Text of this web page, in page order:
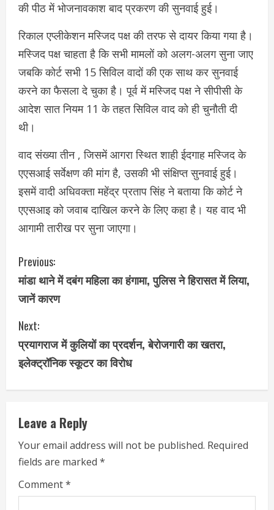
की पीठ में भोजनावकाश बाद प्रकरण की सुनवाई हुई।
रिकाल एप्लीकेशन मस्जिद पक्ष की तरफ से दायर किया गया है।
मस्जिद पक्ष चाहता है कि सभी मामलों को अलग-अलग सुना जाए
जबकि कोर्ट सभी 15 सिविल वादों की एक साथ कर सुनवाई
करने का फैसला दे चुका है। पूर्व में मस्जिद पक्ष ने सीपीसी के
आदेश सात नियम 11 के तहत सिविल वाद को ही चुनौती दी
थी।
वाद संख्या तीन , जिसमें आगरा स्थित शाही ईदगाह मस्जिद के
एएसआई सर्वेक्षण की मांग है, उसकी भी संक्षिप्त सुनवाई हुई।
इसमें वादी अधिवक्ता महेंद्र प्रताप सिंह ने बताया कि कोर्ट ने
एएसआइ को जवाब दाखिल करने के लिए कहा है। यह वाद भी
आगामी तारीख पर सुना जाएगा।
C
o
n
t
i
n
u
e
R
e
Previous:
मांडा थाने में दबंग महिला का हंगामा, पुलिस ने हिरासत में लिया,
जानें कारण
Next:
प्रयागराज में कुलियों का प्रदर्शन, बेरोजगारी का खतरा,
इलेक्ट्रॉनिक स्कूटर का विरोध
Leave a Reply
Your email address will not be published. Required
fields are marked *
Comment*